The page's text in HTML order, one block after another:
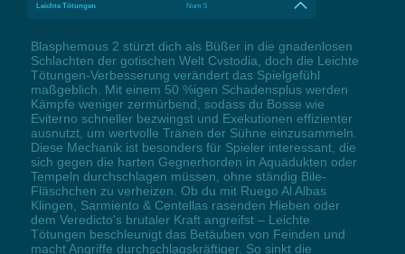
Leichte Tötungen Num 5
Blasphemous 2 stürzt dich als Büßer in die gnadenlosen
Schlachten der gotischen Welt Cvstodia, doch die Leichte
Tötungen-Verbesserung verändert das Spielgefühl
maßgeblich. Mit einem 50 %igen Schadensplus werden
Kämpfe weniger zermürbend, sodass du Bosse wie
Eviterno schneller bezwingst und Exekutionen effizienter
ausnutzt, um wertvolle Tränen der Sühne einzusammeln.
Diese Mechanik ist besonders für Spieler interessant, die
sich gegen die harten Gegnerhorden in Aquädukten oder
Tempeln durchschlagen müssen, ohne ständig Bile-
Fläschchen zu verheizen. Ob du mit Ruego Al Albas
Klingen, Sarmiento & Centellas rasenden Hieben oder
dem Veredicto's brutaler Kraft angreifst – Leichte
Tötungen beschleunigt das Betäuben von Feinden und
macht Angriffe durchschlagskräftiger. So sinkt die